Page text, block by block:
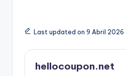
Last updated on 9 Abril 2026
hellocoupon.net